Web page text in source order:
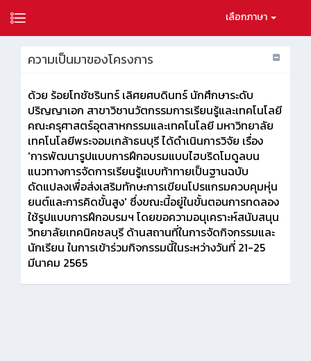
เลือกภาษา
ความเป็นมาของโครงการ
ด้วย ร้อยโทชัชรินทร์ เลิศยศบดินทร์ นักศึกษาระดับ
ปริญญาเอก สาขาวิชานวัตกรรมการเรียนรู้และเทคโนโลยี
คณะครุศาสตร์อุตสาหกรรมและเทคโนโลยี มหาวิทยาลัย
เทคโนโลยีพระจอมเกล้าธนบุรี ได้ดำเนินการวิจัย เรื่อง
'การพัฒนารูปแบบการฝึกอบรมแบบไฮบริดโมดูลบน
แนวทางการจัดการเรียนรู้แบบท้าทายเป็นฐานฉบับ
ดัดแปลงเพื่อส่งเสริมทักษะการเขียนโปรแกรมควบคุมหุ่น
ยนต์และการคิดขั้นสูง' ซึ่งขณะนี้อยู่ในขั้นตอนการทดลอง
ใช้รูปแบบการฝึกอบรมฯ โดยขอความอนุเคราะห์สนับสนุน
วิทยาลัยเทคนิคชลบุรี ด้านสถานที่ในการจัดกิจกรรมและ
นักเรียน ในการเข้าร่วมกิจกรรมนี้ในระหว่างวันที่ 21-25
มีนาคม 2565